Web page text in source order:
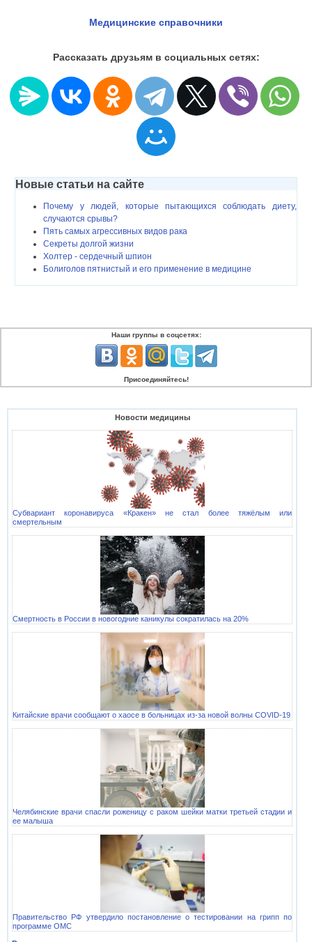
Медицинские справочники
Рассказать друзьям в социальных сетях:
Новые статьи на сайте
Почему у людей, которые пытающихся соблюдать диету,
случаются срывы?
Пять самых агрессивных видов рака
Секреты долгой жизни
Холтер - сердечный шпион
Болиголов пятнистый и его применение в медицине
Наши группы в соцсетях:
Присоединяйтесь!
Новости медицины
Субвариант коронавируса «Кракен» не стал более тяжёлым или
смертельным
Смертность в России в новогодние каникулы сократилась на 20%
Китайские врачи сообщают о хаосе в больницах из-за новой волны COVID-19
Челябинские врачи спасли роженицу с раком шейки матки третьей стадии и
ее малыша
Правительство РФ утвердило постановление о тестировании на грипп по
программе ОМС